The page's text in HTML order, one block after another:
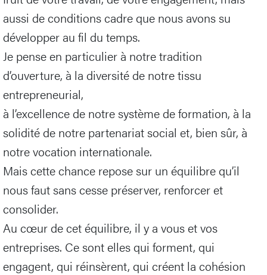
aussi de conditions cadre que nous avons su
développer au fil du temps.
Je pense en particulier à notre tradition
d’ouverture, à la diversité de notre tissu
entrepreneurial,
à l’excellence de notre système de formation, à la
solidité de notre partenariat social et, bien sûr, à
notre vocation internationale.
Mais cette chance repose sur un équilibre qu’il
nous faut sans cesse préserver, renforcer et
consolider.
Au cœur de cet équilibre, il y a vous et vos
entreprises. Ce sont elles qui forment, qui
engagent, qui réinsèrent, qui créent la cohésion